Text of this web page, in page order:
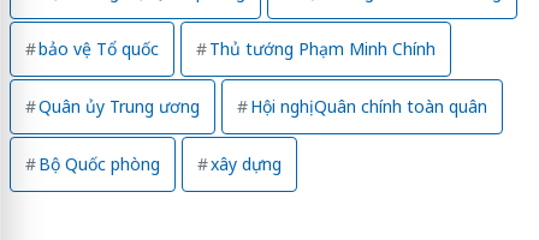
bảo vệ Tổ quốc Thủ tướng Phạm Minh Chính
Quân ủy Trung ương Hội nghị Quân chính toàn quân
Bộ Quốc phòng xây dựng